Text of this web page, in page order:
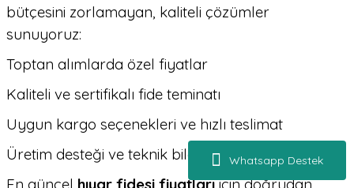
Whatsapp Destek
bütçesini zorlamayan, kaliteli çözümler
sunuyoruz:
Toptan alımlarda özel fiyatlar
Kaliteli ve sertifikalı fide teminatı
Uygun kargo seçenekleri ve hızlı teslimat
Üretim desteği ve teknik bilgi paylaşımı
En güncel hıyar fidesi fiyatlarıiçin doğrudan